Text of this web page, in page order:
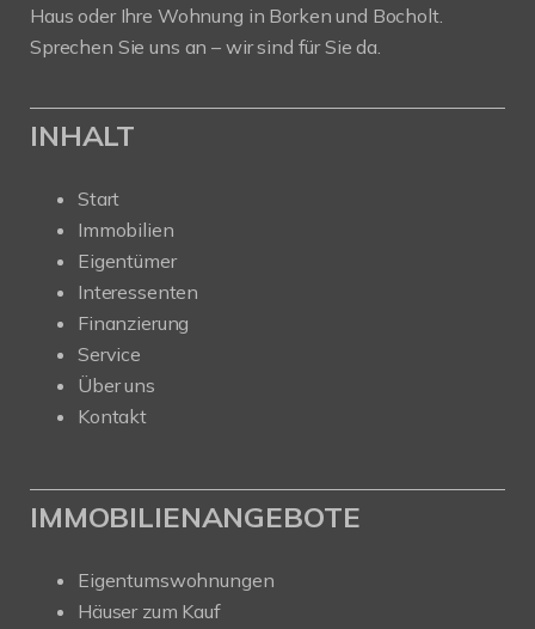
Haus oder Ihre Wohnung in Borken und Bocholt.
Sprechen Sie uns an – wir sind für Sie da.
INHALT
Start
Immobilien
Eigentümer
Interessenten
Finanzierung
Service
Über uns
Kontakt
IMMOBILIENANGEBOTE
Eigentumswohnungen
Häuser zum Kauf